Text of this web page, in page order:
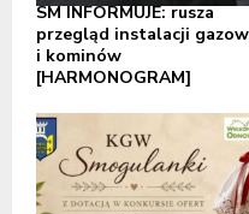
SM INFORMUJE: rusza
przegląd instalacji
i kominów
[HARMONOGRAM]